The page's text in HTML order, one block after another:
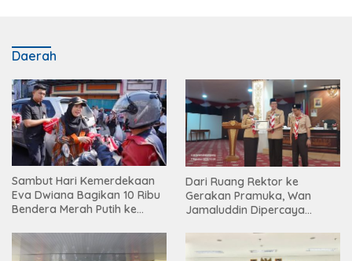
Daerah
Sambut Hari Kemerdekaan
Eva Dwiana Bagikan 10 Ribu
Bendera Merah Putih ke
Dari Ruang Rektor ke
Gerakan Pramuka, Wan
Jamaluddin Dipercaya